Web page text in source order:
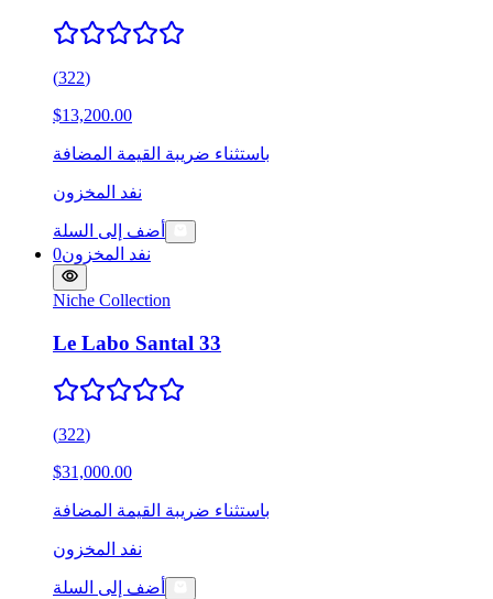
(322)
$13,200.00
باستثناء ضريبة القيمة المضافة
نفد المخزون
أضف إلى السلة
نفد المخزون0
Niche Collection
Le Labo Santal 33
(322)
$31,000.00
باستثناء ضريبة القيمة المضافة
نفد المخزون
أضف إلى السلة